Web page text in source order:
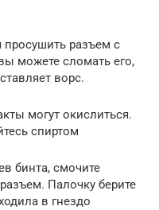
просушить разъем с
можете сломать его,
ворс.
могут окислиться.
спиртом
бинта, смочите
Палочку берите
в гнездо